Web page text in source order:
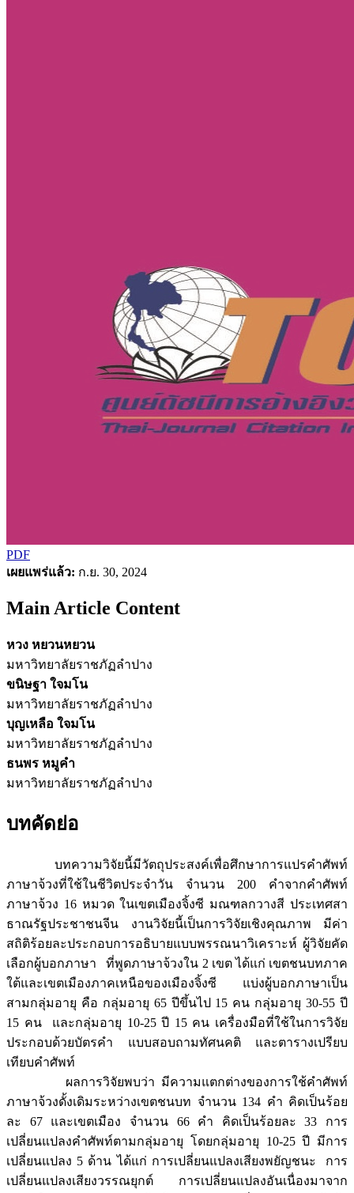
PDF
เผยแพร่แล้ว: ก.ย. 30, 2024
Main Article Content
หวง หยวนหยวน
มหาวิทยาลัยราชภัฏลำปาง
ขนิษฐา ใจมโน
มหาวิทยาลัยราชภัฏลำปาง
บุญเหลือ ใจมโน
มหาวิทยาลัยราชภัฏลำปาง
ธนพร หมูคำ
มหาวิทยาลัยราชภัฏลำปาง
บทคัดย่อ
บทความวิจัยนี้มีวัตถุประสงค์เพื่อศึกษาการแปรคำศัพท์
ภาษาจ้วงที่ใช้ในชีวิตประจำวัน จำนวน 200 คำจากคำศัพท์
ภาษาจ้วง 16 หมวด ในเขตเมืองจิ้งซี มณฑลกวางสี ประเทศสา
ธาณรัฐประชาชนจีน งานวิจัยนี้เป็นการวิจัยเชิงคุณภาพ มีค่า
สถิติร้อยละประกอบการอธิบายแบบพรรณนาวิเคราะห์ ผู้วิจัยคัด
เลือกผู้บอกภาษา ที่พูดภาษาจ้วงใน 2 เขต ได้แก่ เขตชนบทภาค
ใต้และเขตเมืองภาคเหนือของเมืองจิ้งซี แบ่งผู้บอกภาษาเป็น
สามกลุ่มอายุ คือ กลุ่มอายุ 65 ปีขึ้นไป 15 คน กลุ่มอายุ 30-55 ปี
15 คน และกลุ่มอายุ 10-25 ปี 15 คน เครื่องมือที่ใช้ในการวิจัย
ประกอบด้วยบัตรคำ แบบสอบถามทัศนคติ และตารางเปรียบ
เทียบคำศัพท์
ผลการวิจัยพบว่า มีความแตกต่างของการใช้คำศัพท์
ภาษาจ้วงดั้งเดิมระหว่างเขตชนบท จำนวน 134 คำ คิดเป็นร้อย
ละ 67 และเขตเมือง จำนวน 66 คำ คิดเป็นร้อยละ 33 การ
เปลี่ยนแปลงคำศัพท์ตามกลุ่มอายุ โดยกลุ่มอายุ 10-25 ปี มีการ
เปลี่ยนแปลง 5 ด้าน ได้แก่ การเปลี่ยนแปลงเสียงพยัญชนะ การ
เปลี่ยนแปลงเสียงวรรณยุกต์ การเปลี่ยนแปลงอันเนื่องมาจาก